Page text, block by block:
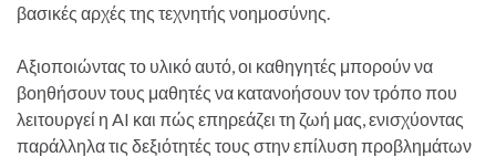
βασικές αρχές της τεχνητής νοημοσύνης.
Αξιοποιώντας το υλικό αυτό, οι καθηγητές μπορούν να
βοηθήσουν τους μαθητές να κατανοήσουν τον τρόπο που
λειτουργεί η AI και πώς επηρεάζει τη ζωή μας, ενισχύοντας
παράλληλα τις δεξιότητές τους στην επίλυση προβλημάτων